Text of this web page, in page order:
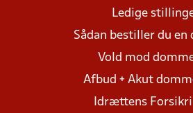
Ledige
Sådan bestiller du en
Vold mod
Afbud + Akut
Idrættens